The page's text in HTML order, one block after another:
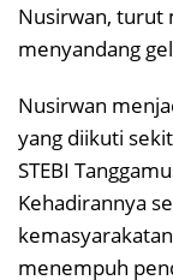
Nusirwan, turut
menyandang
Nusirwan
yang diikuti
STEBI
Kehadirannya
menempuh